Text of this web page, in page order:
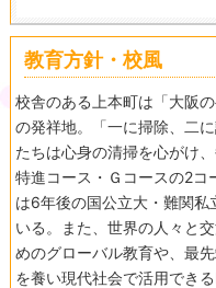
教育方針・校風
校舎のある上本町は「大阪
の発祥地。「一に掃除、二
たちは心身の清掃を心がけ
特進コース・Ｇコースの2コ
は6年後の国公立大・難関
いる。また、世界の人々と
めのグローバル教育や、最
を養い現代社会で活用でき